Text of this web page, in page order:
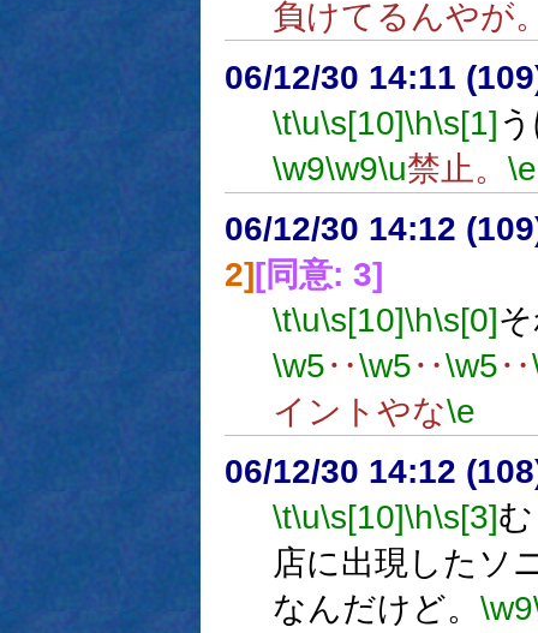
負けてるんやが
06/12/30 14:11
\t\u\s[10]\h\s[1]
\w9\w9\u禁止。 \e
06/12/30 14:12
2][同意: 3]
\t\u\s[10]\h\s[0]
\w5‥\w5‥\w5‥
イントやな\e
06/12/30 14:12
\t\u\s[10]\h\s[3]
店に出現したソ
なんだけど。 \w9